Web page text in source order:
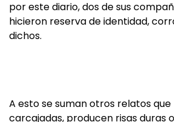
por este diario, dos de sus
hicieron reserva de identidad,
dichos.
A esto se suman otros relatos
carcajadas, producen risas duras